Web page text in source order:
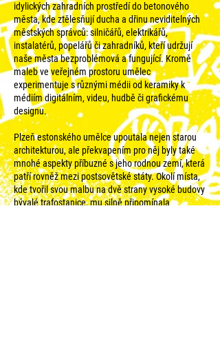
idylických zahradních prostředí do betonového
města, kde ztělesňují ducha a dřinu neviditelných
městských správců: silničářů, elektrikářů,
instalatérů, popelářů či zahradníků, kteří udržují
naše města bezproblémová a fungující. Kromě
maleb ve veřejném prostoru umělec
experimentuje s různými médii od keramiky k
médiím digitálním, videu, hudbě či grafickému
designu.
Plzeň estonského umělce upoutala nejen starou
architekturou, ale překvapením pro něj byly také
mnohé aspekty příbuzné s jeho rodnou zemí, která
patří rovněž mezi postsovětské státy. Okolí místa,
kde tvořil svou malbu na dvě strany vysoké budovy
bývalé trafostanice, mu silně připomínala